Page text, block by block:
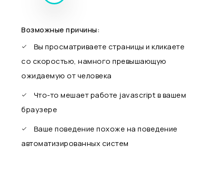
Возможные причины:
Вы просматриваете страницы и кликаете
со скоростью, намного превышающую
ожидаемую от человека
Что-то мешает работе javascript в вашем
браузере
Ваше поведение похоже на поведение
автоматизированных систем